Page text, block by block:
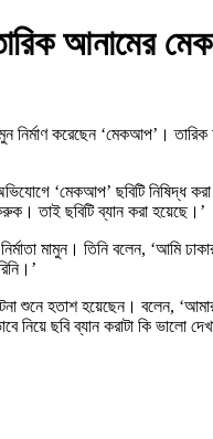
আনামের
নির্মাণ করেছেন ‘মেকআপ’।
‘মেকআপ’ ছবিটি নিষিদ্ধ
তাই ছবিটি ব্যান করা হয়েছে।’
মামুন। তিনি বলেন, ‘আমি
শুনে হতাশ হয়েছেন। বলেন,
নিয়ে ছবি ব্যান করাটা কি ভালো